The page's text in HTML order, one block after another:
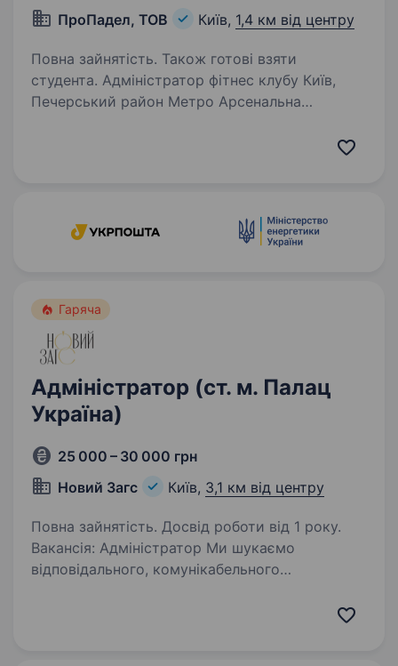
ПроПадел, ТОВ
Київ, 1,4 км від центру
Повна зайнятість. Також готові взяти
студента. Адміністратор фітнес клубу Київ,
Печерський район Метро Арсенальна
клубу в центрі Києва. Що ви будете робити:
Гаряча
Адміністратор (ст. м. Палац
Україна)
25 000 – 30 000 грн
Новий Загс
Київ, 3,1 км від центру
Повна зайнятість. Досвід роботи від 1 року.
Вакансія: Адміністратор Ми шукаємо
відповідального, комунікабельного